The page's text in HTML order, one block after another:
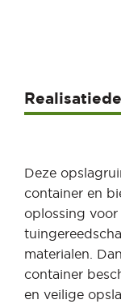
Deze
container en
oplossing
materialen.
container
en veilige